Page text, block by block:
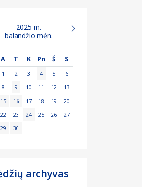
2025 m.
balandžio mėn.
A T K Pn Š S
1 2 3 4 5
6
8 9 10 11 12
13
15 16 17 18 19
20
22 23 24 25 26
27
29 30
archyvas